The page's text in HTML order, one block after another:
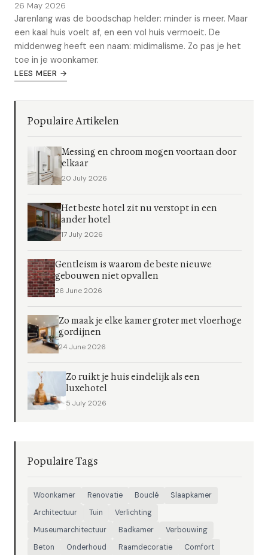
26 May 2026
Jarenlang was de boodschap helder: minder is meer. Maar
een kaal huis voelt af, en een vol huis vermoeit. De
middenweg heeft een naam: midimalisme. Zo pas je het
toe in je woonkamer.
LEES MEER →
Populaire Artikelen
Messing en chroom mogen voortaan door
elkaar
20 July 2026
Het beste hotel zit nu verstopt in een
ander hotel
17 July 2026
Gentleism is waarom de beste nieuwe
gebouwen niet opvallen
26 June 2026
Zo maak je elke kamer groter met vloerhoge
gordijnen
24 June 2026
Zo ruikt je huis eindelijk als een
luxehotel
5 July 2026
Populaire Tags
Woonkamer Renovatie Bouclé
Slaapkamer
Architectuur
Tuin
Verlichting
Museumarchitectuur
Badkamer
Verbouwing
Beton
Onderhoud Raamdecoratie
Comfort